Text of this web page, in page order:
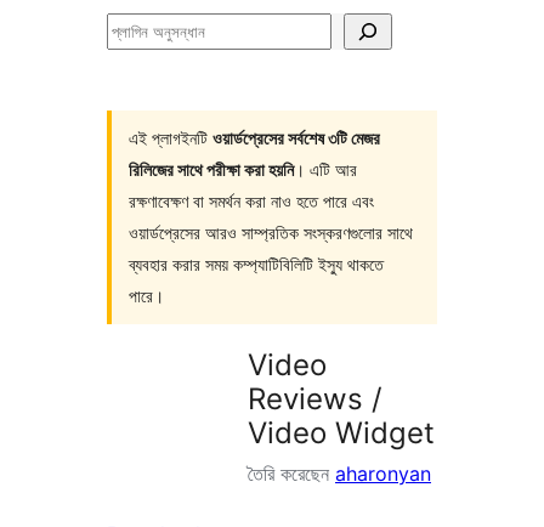
প্লাগিন
এই প্লাগইনটি ওয়ার্ডপ্রেসের সর্বশেষ ৩টি মেজর
রিলিজের সাথে পরীক্ষা করা হয়নি। এটি আর
রক্ষণাবেক্ষণ বা সমর্থন করা নাও হতে পারে এবং
ওয়ার্ডপ্রেসের আরও সাম্প্রতিক সংস্করণগুলোর সাথে
ব্যবহার করার সময় কম্প্যাটিবিলিটি ইস্যু থাকতে
পারে।
Video
Reviews /
Video Widget
তৈরি করেছেন aharonyan